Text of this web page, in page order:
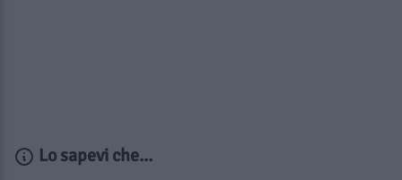
Lo sapevi che...